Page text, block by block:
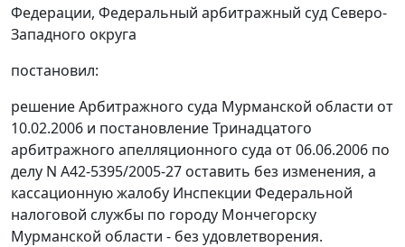
Федерации, Федеральный арбитражный суд Северо-
Западного округа
постановил:
решение Арбитражного суда Мурманской области от
10.02.2006 и постановление Тринадцатого
арбитражного апелляционного суда от 06.06.2006 по
делу N А42-5395/2005-27 оставить без изменения, а
кассационную жалобу Инспекции Федеральной
налоговой службы по городу Мончегорску
Мурманской области - без удовлетворения.